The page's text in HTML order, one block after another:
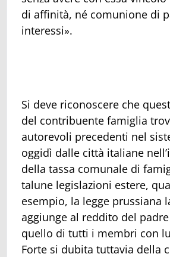
di affinità, né comunione di
interessi».
Si deve riconoscere che
del contribuente famiglia
autorevoli precedenti nel
oggidì dalle città italiane
della tassa comunale di
talune legislazioni estere,
esempio, la legge prussiana
aggiunge al reddito del
quello di tutti i membri con
Forte si dubita tuttavia della